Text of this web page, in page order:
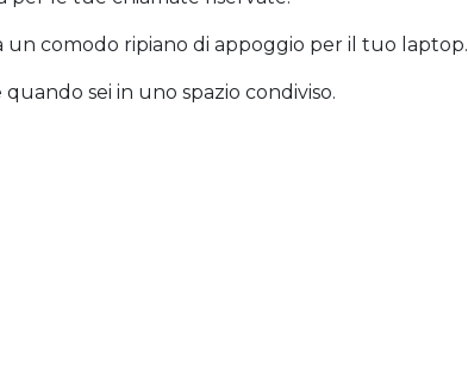
un comodo ripiano di appoggio per il tuo laptop.
sei in uno spazio condiviso.